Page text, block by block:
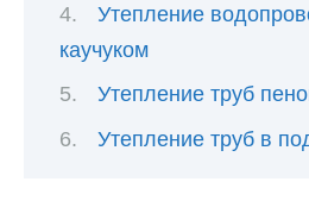
Утепление
каучуком
Утепление труб
Утепление труб в